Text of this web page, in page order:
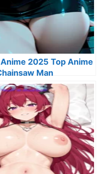
2025 Top Anime
Man